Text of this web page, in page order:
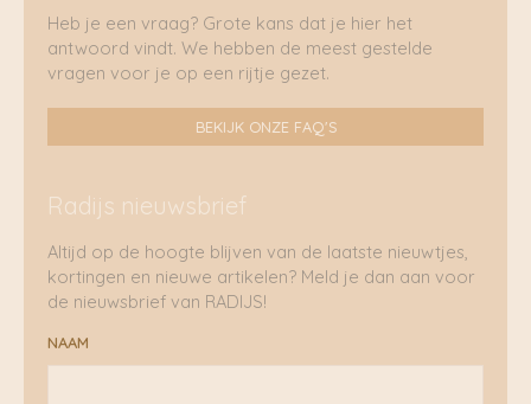
Heb je een vraag? Grote kans dat je hier het
antwoord vindt. We hebben de meest gestelde
vragen voor je op een rijtje gezet.
BEKIJK ONZE FAQ'S
Radijs nieuwsbrief
Altijd op de hoogte blijven van de laatste nieuwtjes,
kortingen en nieuwe artikelen? Meld je dan aan voor
de nieuwsbrief van RADIJS!
NAAM